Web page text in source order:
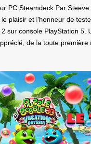
PC Steamdeck Par Steeve
plaisir et l'honneur de
sur console PlayStation 5.
de la toute première
c'est par ici . Lorsque
deux semaines pour faire le
vu le jour le 30 janvier
génial d'y retourner,
deviné, je suis plongé
PC sur la portable de